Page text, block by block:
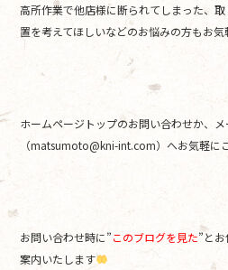
高所作業で他店様に断られてしまった、
置を考えてほしいなどのお悩みの方もお気
ホームページトップのお問い合わせか、メ
（matsumoto@kni-int.com）へお気軽に
お問い合わせ時に”このブログを見た”と
案内いたします